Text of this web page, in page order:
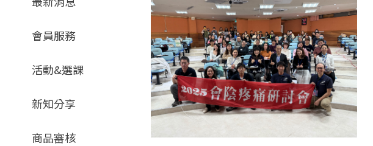
會員服務
活動&選課
新知分享
商品審核